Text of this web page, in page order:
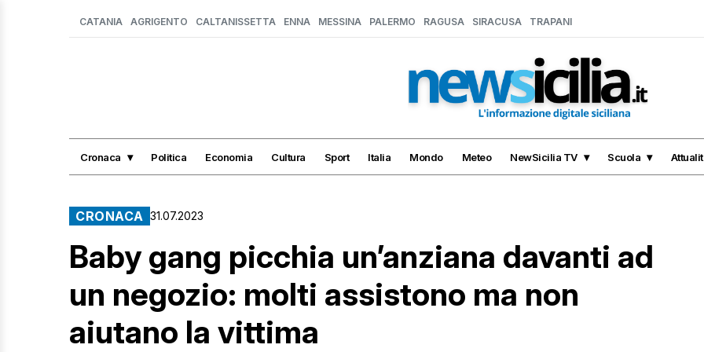
CATANIA AGRIGENTO CALTANISSETTA ENNA MESSINA PALERMO RAGUSA SIRACUSA TRAPANI
Cronaca Politica Economia Cultura Sport Italia Mondo Meteo NewSicilia TV Scuola
CRONACA 31.07.2023
Baby gang picchia un’anziana davanti ad
un negozio: molti assistono ma non
aiutano la vittima